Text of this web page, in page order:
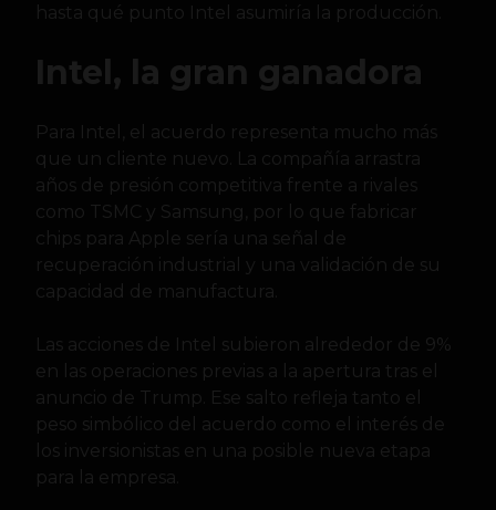
hasta qué punto Intel asumiría la producción.
Intel, la gran ganadora
Para Intel, el acuerdo representa mucho más
que un cliente nuevo. La compañía arrastra
años de presión competitiva frente a rivales
como TSMC y Samsung, por lo que fabricar
chips para Apple sería una señal de
recuperación industrial y una validación de su
capacidad de manufactura.
Las acciones de Intel subieron alrededor de 9%
en las operaciones previas a la apertura tras el
anuncio de Trump. Ese salto refleja tanto el
peso simbólico del acuerdo como el interés de
los inversionistas en una posible nueva etapa
para la empresa.